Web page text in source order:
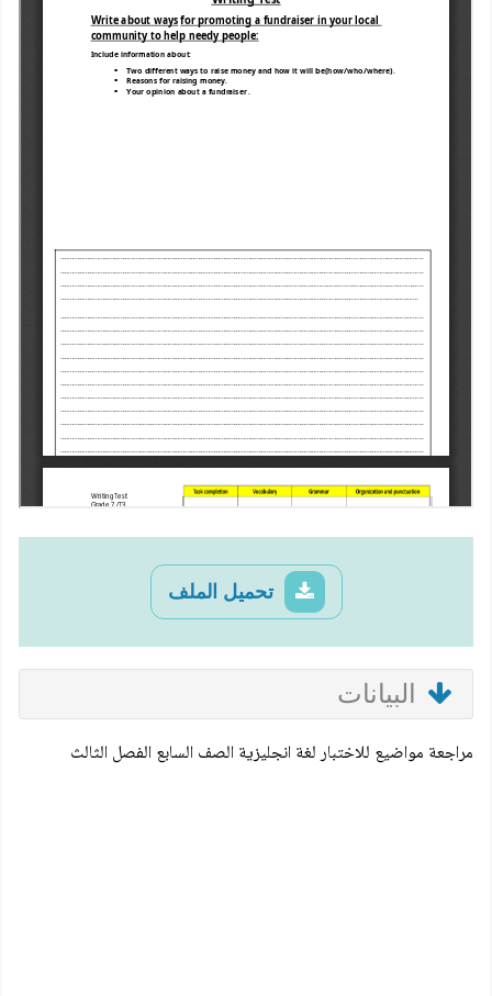
تحميل الملف
البيانات
مراجعة مواضيع للاختبار لغة انجليزية الصف السابع الفصل الثالث